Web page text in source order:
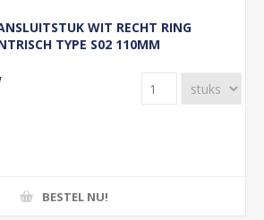
WIT RECHT RING
TYPE S02 110MM
BESTEL NU!